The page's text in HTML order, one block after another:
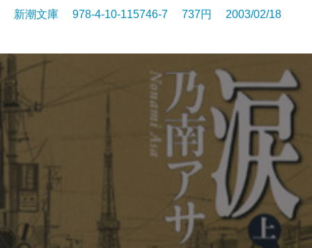
新潮文庫 978-4-10-115746-7 737円 2003/02/18